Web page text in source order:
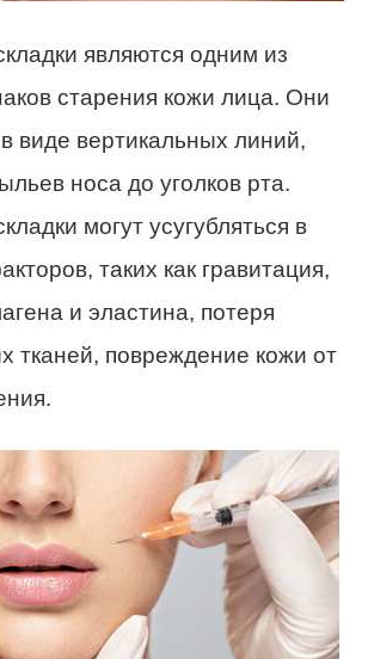
являются одним из
старения кожи лица. Они
виде вертикальных линий,
носа до уголков рта.
могут усугубляться в
таких как гравитация,
и эластина, потеря
тканей, повреждение кожи от